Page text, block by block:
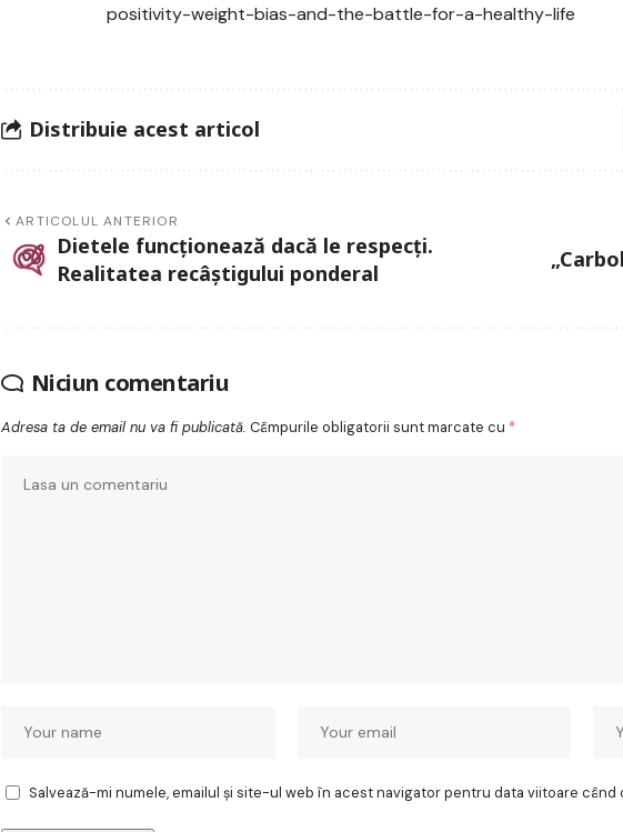
positivity-weight-bias-and-the-battle-for-a-healthy-life
Distribuie acest articol
ARTICOLUL ANTERIOR
Dietele funcționează dacă le respecți.
Realitatea recâștigului ponderal
Niciun comentariu
Adresa ta de email nu va fi publicată. Câmpurile obligatorii sunt marcate cu *
Salvează-mi numele, emailul și site-ul web în acest navigator pentru data viitoare când